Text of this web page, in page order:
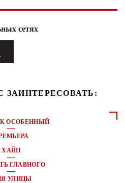
сетях
ЗАИНТЕРЕСОВАТЬ:
ОСОБЕННЫЙ
ХАЙП
ГЛАВНОГО
УЛИЦЫ